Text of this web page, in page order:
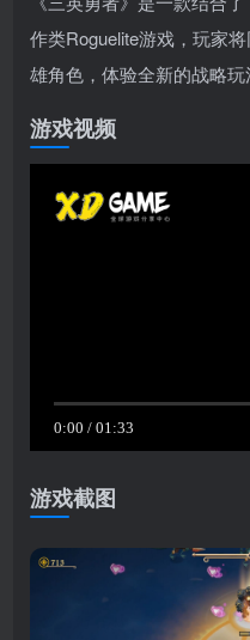
作类Roguelite游戏，玩家
雄角色，体验全新的战略玩
游戏视频
游戏截图